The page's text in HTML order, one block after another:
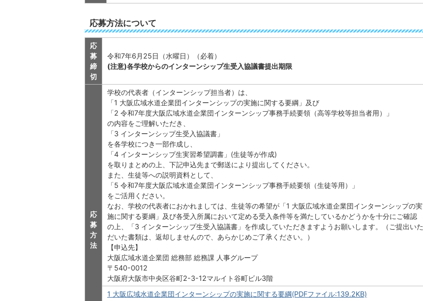
応募方法について
応
募
締
切
令和7年6月25日（水曜日）（必着）
(注意)各学校からのインターンシップ生受入協議書提出期限
応
募
方
法
学校の代表者（インターンシップ担当者）は、
「1 大阪広域水道企業団インターンシップの実施に関する要綱」及び
「2 令和7年度大阪広域水道企業団インターンシップ事務手続要領（高等学校等担当者用）」
の内容をご理解いただき、
「3 インターンシップ生受入協議書」
を各学校につき一部作成し、
「4 インターンシップ生実習希望調書」(生徒等が作成)
を取りまとめの上、下記申込先まで郵送により提出してください。
また、生徒等への説明資料として、
「5 令和7年度大阪広域水道企業団インターンシップ事務手続要領（生徒等用）」
をご活用ください。
なお、学校の代表者におかれましては、生徒等の希望が「1 大阪広域水道企業団インターンシップの実
施に関する要綱」及び各受入所属において定める受入条件等を満たしているかどうかを十分にご確認
の上、「3 インターンシップ生受入協議書」を作成していただきますようお願いします。（ご提出いた
だいた書類は、返却しませんので、あらかじめご了承ください。）
【申込先】
大阪広域水道企業団 総務部 総務課 人事グループ
〒540-0012
大阪府大阪市中央区谷町2-3-12マルイト谷町ビル3階
1 大阪広域水道企業団インターンシップの実施に関する要綱(PDFファイル:139.2KB)